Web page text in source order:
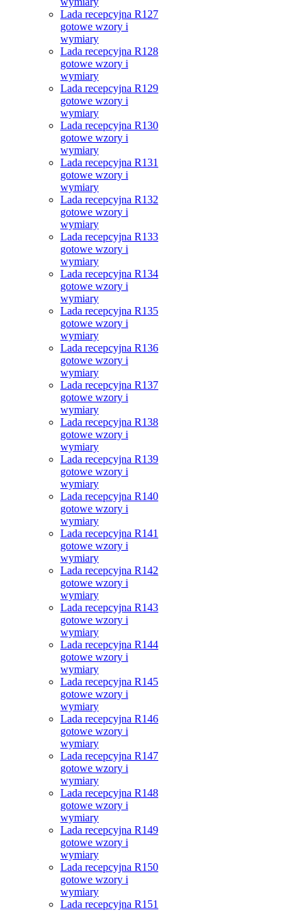
Lada recepcyjna R127
gotowe wzory i
wymiary
Lada recepcyjna R128
gotowe wzory i
wymiary
Lada recepcyjna R129
gotowe wzory i
wymiary
Lada recepcyjna R130
gotowe wzory i
wymiary
Lada recepcyjna R131
gotowe wzory i
wymiary
Lada recepcyjna R132
gotowe wzory i
wymiary
Lada recepcyjna R133
gotowe wzory i
wymiary
Lada recepcyjna R134
gotowe wzory i
wymiary
Lada recepcyjna R135
gotowe wzory i
wymiary
Lada recepcyjna R136
gotowe wzory i
wymiary
Lada recepcyjna R137
gotowe wzory i
wymiary
Lada recepcyjna R138
gotowe wzory i
wymiary
Lada recepcyjna R139
gotowe wzory i
wymiary
Lada recepcyjna R140
gotowe wzory i
wymiary
Lada recepcyjna R141
gotowe wzory i
wymiary
Lada recepcyjna R142
gotowe wzory i
wymiary
Lada recepcyjna R143
gotowe wzory i
wymiary
Lada recepcyjna R144
gotowe wzory i
wymiary
Lada recepcyjna R145
gotowe wzory i
wymiary
Lada recepcyjna R146
gotowe wzory i
wymiary
Lada recepcyjna R147
gotowe wzory i
wymiary
Lada recepcyjna R148
gotowe wzory i
wymiary
Lada recepcyjna R149
gotowe wzory i
wymiary
Lada recepcyjna R150
gotowe wzory i
wymiary
Lada recepcyjna R151